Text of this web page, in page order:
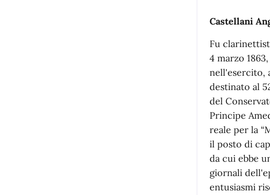
Castellani
Fu
4 marzo
nell'esercito,
destinato al
del
Principe
reale per la
il posto di
da cui ebbe
giornali
entusiasmi